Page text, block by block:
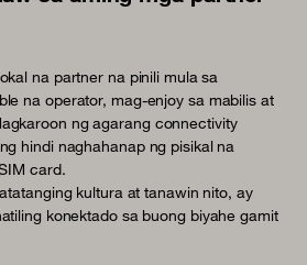
na partner na pinili mula sa
na operator, mag-enjoy sa mabilis at
ng agarang connectivity
hindi naghahanap ng pisikal na
card.
kultura at tanawin nito, ay
konektado sa buong biyahe gamit